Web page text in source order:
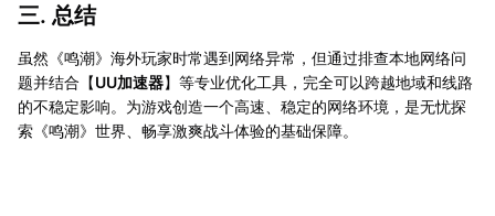
三. 总结
虽然《鸣潮》海外玩家时常遇到网络异常，但通过排查本地网络问
题并结合【UU加速器】等专业优化工具，完全可以跨越地域和线路
的不稳定影响。为游戏创造一个高速、稳定的网络环境，是无忧探
索《鸣潮》世界、畅享激爽战斗体验的基础保障。